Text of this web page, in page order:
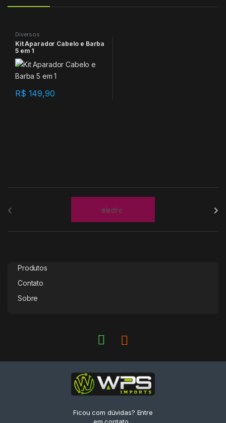
Diversos
Kit Aparador Cabelo e Barba
5 em 1
R$ 149,90
r
Produtos
Contato
Sobre
Ficou com dúvidas? Entre